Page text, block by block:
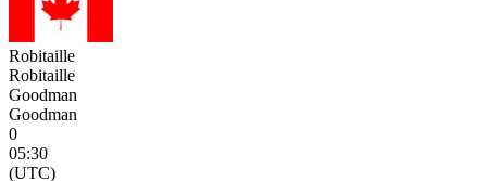
Robitaille
Robitaille
Goodman
Goodman
0
05:30
(UTC)